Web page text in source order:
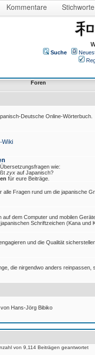
Kommentare Stichworte
Suche
Foren
Deutsche Online-Wörterbuch.
Wiki
wie:
zyx auf Japanisch?
für eure Beiträge.
alle Fragen rund um die japanische
dem Computer und mobilen
Schriftzeichen (Kana und
und die Qualität
die nirgendwo anders reinpassen,
von Hans-Jörg Bibiko
von 9,114 Beiträgen geantwortet